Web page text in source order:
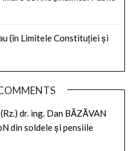
(în Limitele Constituției și
dr. ing. Dan BĂZĂVAN
din soldele și pensiile